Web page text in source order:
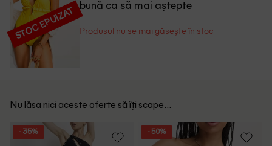
STOC EPUIZAT
bună ca să mai aștepte
Produsul nu se mai găsește în stoc
Nu lăsa nici aceste oferte să îți scape...
- 35% - 50%